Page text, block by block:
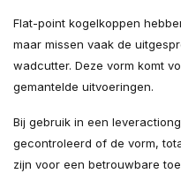
Flat-point kogelkoppen
maar missen vaak de
wadcutter. Deze vorm komt
gemantelde uitvoeringen.
Bij gebruik in een
gecontroleerd of de vorm,
zijn voor een betrouwbare